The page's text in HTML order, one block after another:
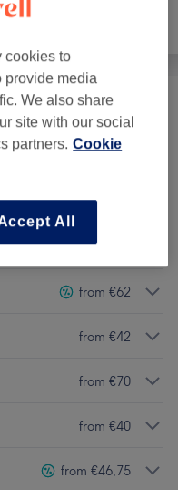
from €18
from €2,50
from €33
from €62
from €42
from €70
from €40
from €46,75
cookies to
provide media
We also share
site with our social
partners. Cookie
All